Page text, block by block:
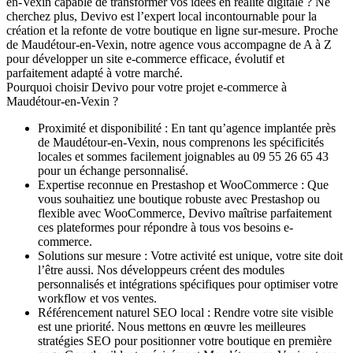
cherchez plus, Devivo est l’expert local incontournable pour la
création et la refonte de votre boutique en ligne sur-mesure. Proche
de Maudétour-en-Vexin, notre agence vous accompagne de A à Z
pour développer un site e-commerce efficace, évolutif et
parfaitement adapté à votre marché.
Pourquoi choisir Devivo pour votre projet e-commerce à
Maudétour-en-Vexin ?
Proximité et disponibilité : En tant qu’agence implantée près
de Maudétour-en-Vexin, nous comprenons les spécificités
locales et sommes facilement joignables au 09 55 26 65 43
pour un échange personnalisé.
Expertise reconnue en Prestashop et WooCommerce : Que
vous souhaitiez une boutique robuste avec Prestashop ou
flexible avec WooCommerce, Devivo maîtrise parfaitement
ces plateformes pour répondre à tous vos besoins e-
commerce.
Solutions sur mesure : Votre activité est unique, votre site doit
l’être aussi. Nos développeurs créent des modules
personnalisés et intégrations spécifiques pour optimiser votre
workflow et vos ventes.
Référencement naturel SEO local : Rendre votre site visible
est une priorité. Nous mettons en œuvre les meilleures
stratégies SEO pour positionner votre boutique en première